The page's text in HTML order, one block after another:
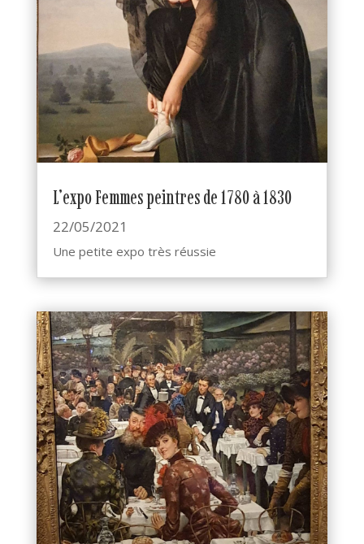
L’expo Femmes peintres de 1780 à 1830
22/05/2021
Une petite expo très réussie